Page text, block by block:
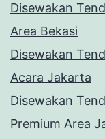
Disewakan
Area Bekasi
Disewakan
Acara Jakarta
Disewakan
Premium Area